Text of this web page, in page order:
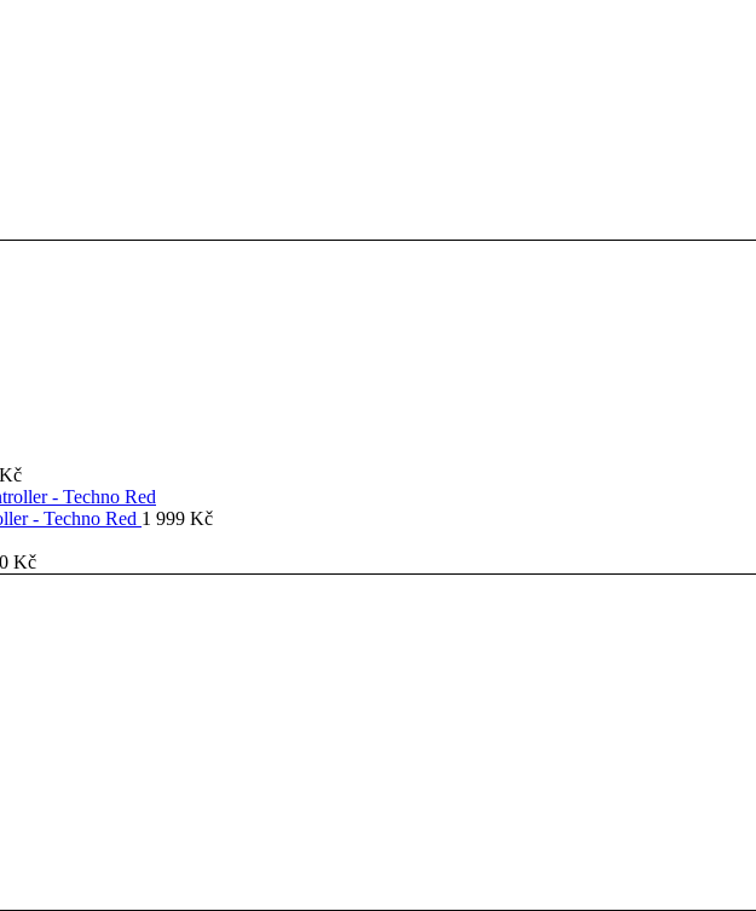
Kč
- Techno Red 1 999 Kč
Kč